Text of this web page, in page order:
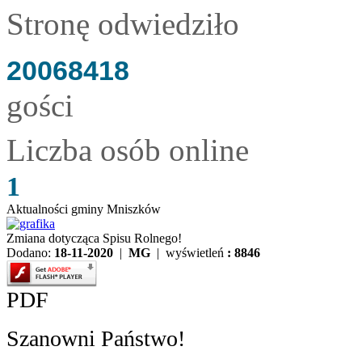
Stronę odwiedziło
20068418
gości
Liczba osób online
1
Aktualności gminy Mniszków
Zmiana dotycząca Spisu Rolnego!
Dodano: 18-11-2020 | MG | wyświetleń : 8846
PDF
Szanowni Państwo!